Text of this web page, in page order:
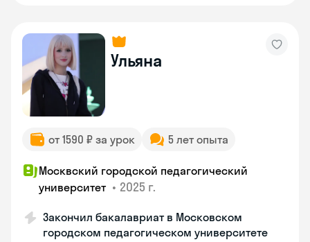
Ульяна
от 1590 ₽ за урок 5 лет опыта
Москвский городской педагогический
университет • 2025 г.
Закончил бакалавриат в Московском
городском педагогическом университете